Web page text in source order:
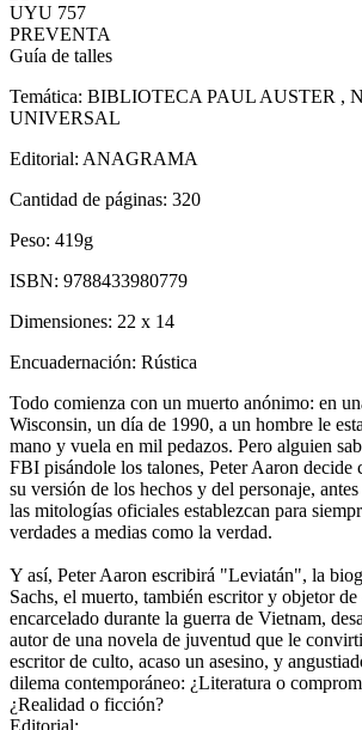
UYU 757
PREVENTA
Guía de talles
Temática: BIBLIOTECA PAUL AUSTER ,
UNIVERSAL
Editorial: ANAGRAMA
Cantidad de páginas: 320
Peso: 419g
ISBN: 9788433980779
Dimensiones: 22 x 14
Encuadernación: Rústica
Todo comienza con un muerto anónimo: en
Wisconsin, un día de 1990, a un hombre le
mano y vuela en mil pedazos. Pero alguien
FBI pisándole los talones, Peter Aaron decide
su versión de los hechos y del personaje,
las mitologías oficiales establezcan para
verdades a medias como la verdad.
Y así, Peter Aaron escribirá "Leviatán", la
Sachs, el muerto, también escritor y objetor
encarcelado durante la guerra de Vietnam,
autor de una novela de juventud que le
escritor de culto, acaso un asesino, y
dilema contemporáneo: ¿Literatura o
¿Realidad o ficción?
Editorial: